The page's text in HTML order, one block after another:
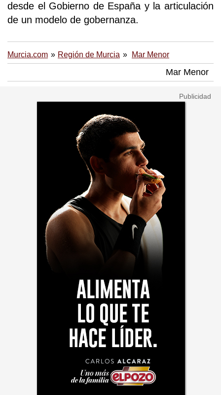
desde el Gobierno de España y la articulación
de un modelo de gobernanza.
Murcia.com Región de Murcia Mar Menor
Mar Menor